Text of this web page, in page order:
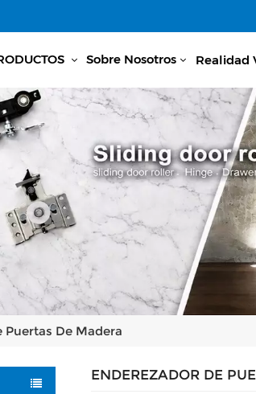
Sobre Nosotros Realidad
Puertas De Madera
ENDEREZADOR DE